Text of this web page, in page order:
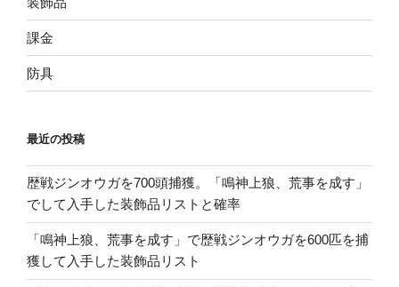
課金
防具
最近の投稿
歴戦ジンオウガを700頭捕獲。「鳴神上狼、荒事を成す」
でして入手した装飾品リストと確率
「鳴神上狼、荒事を成す」で歴戦ジンオウガを600匹を捕
獲して入手した装飾品リスト